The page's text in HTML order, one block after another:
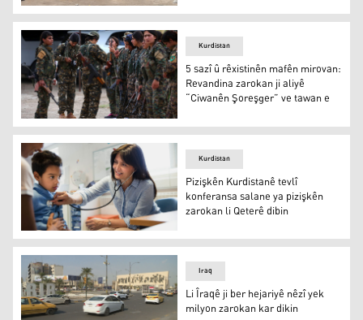
UNICEF hişyariyê ji ber têkçûna rewşa mirovî li
5 sazî û rêxistinên mafên mirovan: Revandina zarokan
Kurdistan
5 sazî û rêxistinên mafên mirovan:
Revandina zarokan ji aliyê
“Ciwanên Şoreşger” ve tawan e
Pizişkên Kurdistanê tevlî konferansa salane ya pizişkên
Kurdistan
Pizişkên Kurdistanê tevlî
konferansa salane ya pizişkên
zarokan li Qeterê dibin
Iraq
Li Îraqê ji ber hejariyê nêzî yek
milyon zarokan kar dikin